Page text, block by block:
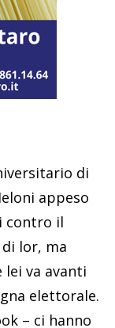
di
appeso
contro il
lor, ma
lei va avanti
elettorale.
– ci hanno